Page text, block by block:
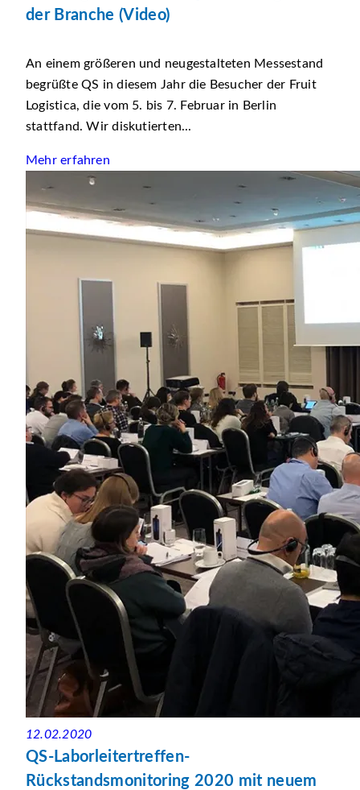
der Branche (Video)
An einem größeren und neugestalteten Messestand
begrüßte QS in diesem Jahr die Besucher der Fruit
Logistica, die vom 5. bis 7. Februar in Berlin
stattfand. Wir diskutierten...
Mehr erfahren
12.02.2020
QS-Laborleitertreffen-
Rückstandsmonitoring 2020 mit neuem